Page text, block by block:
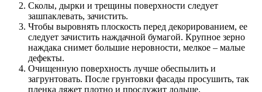
Сколы, дырки и трещины поверхности следует
зашпаклевать, зачистить.
Чтобы выровнять плоскость перед декорированием, ее
следует зачистить наждачной бумагой. Крупное зерно
наждака снимет большие неровности, мелкое – малые
дефекты.
Очищенную поверхность лучше обеспылить и
загрунтовать. После грунтовки фасады просушить, так
пленка ляжет плотно и прослужит дольше.